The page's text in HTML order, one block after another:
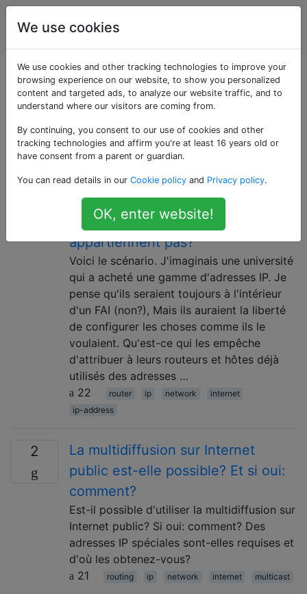
Ingénierie
de réseau
Questions marquées
«internet»
Pour des questions sur les réseaux interconnectés.
6
Qu'est-ce qui empêche quelqu'un
de configurer son réseau avec des
adresses IP qui ne lui
appartiennent pas?
Voici le scénario. J'imaginais une université
qui a acheté une gamme d'adresses IP. Je
pense qu'ils seraient toujours à l'intérieur
d'un FAI (non?), Mais ils auraient la liberté
de configurer les choses comme ils le
voulaient. Qu'est-ce qui les empêche
d'attribuer à leurs routeurs et hôtes déjà
utilisés des adresses …
22
router ip network
internet
ip-address
2
La multidiffusion sur Internet
public est-elle possible? Et si oui:
comment?
Est-il possible d'utiliser la multidiffusion sur
Internet public? Si oui: comment? Des
adresses IP spéciales sont-elles requises et
d'où les obtenez-vous?
21
routing ip network internet multicast
We use cookies
We use cookies and other tracking technologies to improve your
browsing experience on our website, to show you personalized
content and targeted ads, to analyze our website traffic, and to
understand where our visitors are coming from.
By continuing, you consent to our use of cookies and other
tracking technologies and affirm you're at least 16 years old or
have consent from a parent or guardian.
You can read details in our Cookie policy and Privacy policy.
OK, enter website!